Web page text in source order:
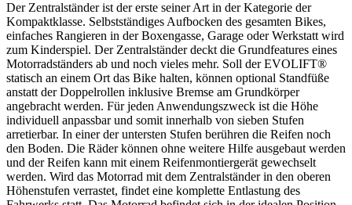
Der Zentralständer ist der erste seiner Art in der Kategorie der
Kompaktklasse. Selbstständiges Aufbocken des gesamten Bikes,
einfaches Rangieren in der Boxengasse, Garage oder Werkstatt wird
zum Kinderspiel. Der Zentralständer deckt die Grundfeatures eines
Motorradständers ab und noch vieles mehr. Soll der EVOLIFT®
statisch an einem Ort das Bike halten, können optional Standfüße
anstatt der Doppelrollen inklusive Bremse am Grundkörper
angebracht werden. Für jeden Anwendungszweck ist die Höhe
individuell anpassbar und somit innerhalb von sieben Stufen
arretierbar. In einer der untersten Stufen berühren die Reifen noch
den Boden. Die Räder können ohne weitere Hilfe ausgebaut werden
und der Reifen kann mit einem Reifenmontiergerät gewechselt
werden. Wird das Motorrad mit dem Zentralständer in den oberen
Höhenstufen verrastet, findet eine komplette Entlastung des